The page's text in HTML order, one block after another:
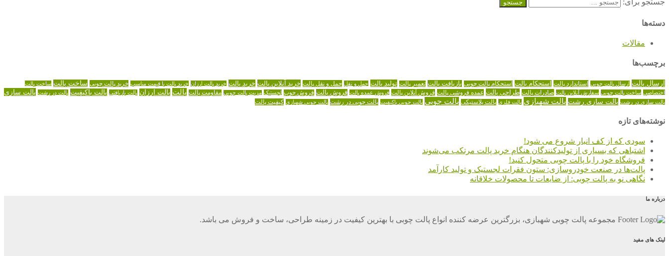
جستجو برای:
دسته‌ها
مقالات
برچسب‌ها
ارسال پالت ارسال پالت چوبی استاندارد پالت استحکام پالت استحکام پالت چوبی بازیافت پالت تعمیر پالت تولید پالت حمل و نقل حمل و نقل پالت خرید آنلاین پالت خرید پالت خرید پالت ارزان خرید پالت با قیمت مناسب خرید پالت چوبی ساخت پالت ساخت پالت
اختصاصی ساخت پالت چوبی سفارش آنلاین پالت صادرات پالت طراحی پالت عمده فروشی پالت فروش آنلاین پالت فروش عمده پالت فروش پالت فروش چوب لجستیک مزیت پالت چوبی مقاومت پالت پالت پالت ارزان پالت بازیافتی پالت باکیفیت پالت در رشت پالت سازی
پالت سازی در رشت پالت سازی رشت پالت شهبازی پالت فلزی پالت پلاستیکی پالت چوبی پالت چوبی باکیفیت پالت چوبی در رشت پالت چوبی شهبازی کیفیت پالت
نوشته‌های تازه
سودی که از کف انبار شروع می شود!
اشتباهی که بسیاری از تولیدکنندگان هنگام خرید پالت مرتکب می‌شوند
فروشگاه خود را با پالت چوبی متحول کنید!
پالت‌ها در صنعت خودروسازی: ستون فقرات لجستیک و تولید کارآمد
نگاهی نو به پالت چوبی: از ضایعات تا محصولات خلاقانه
درباره ما
مجموعه پالت چوبی شهبازی، بزرگترین عرضه کننده انواع پالت چوبی با بهترین کیفیت در زمینه طراحی، ساخت و فروش می باشد.
لینک های مفید